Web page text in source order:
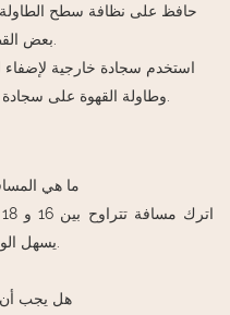
حافظ على نظافة سطح الطاولة
استخدم سجادة خارجية لإضفاء
ما هي
هل يجب أن